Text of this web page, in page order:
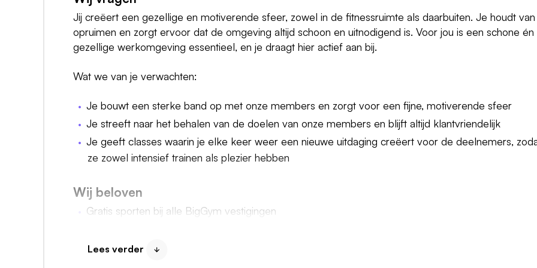
Jij creëert een gezellige en motiverende sfeer, zowel in de fitnessruimte als daarbuiten. Je houdt van
opruimen en zorgt ervoor dat de omgeving altijd schoon en uitnodigend is. Voor jou is een schone én
gezellige werkomgeving essentieel, en je draagt hier actief aan bij.
Wat we van je verwachten:
Je bouwt een sterke band op met onze members en zorgt voor een fijne, motiverende sfeer
Je streeft naar het behalen van de doelen van onze members en blijft altijd klantvriendelijk
Je geeft classes waarin je elke keer weer een nieuwe uitdaging creëert voor de deelnemers,
ze zowel intensief trainen als plezier hebben
Wij beloven
Gratis sporten bij alle BigGym vestigingen
Een startsalaris van €2549,73 bruto per maand op basis van een 40-urige werkweek (voor 21 jaar
Lees verder